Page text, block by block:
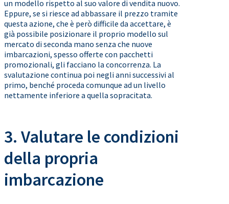
un modello rispetto al suo valore di vendita nuovo.
Eppure, se si riesce ad abbassare il prezzo tramite
questa azione, che è però difficile da accettare, è
già possibile posizionare il proprio modello sul
mercato di seconda mano senza che nuove
imbarcazioni, spesso offerte con pacchetti
promozionali, gli facciano la concorrenza. La
svalutazione continua poi negli anni successivi al
primo, benché proceda comunque ad un livello
nettamente inferiore a quella sopracitata.
3. Valutare le condizioni
della propria
imbarcazione